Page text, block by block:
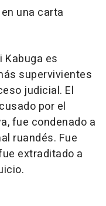
una carta
Kabuga es
supervivientes
judicial. El
por el
fue condenado a
ruandés. Fue
extraditado a